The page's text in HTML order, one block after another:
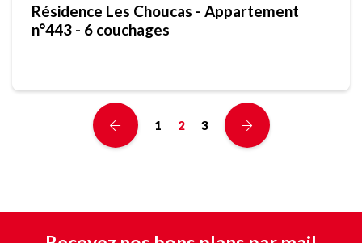
Résidence Les Choucas - Appartement
n°443 - 6 couchages
1 2 3